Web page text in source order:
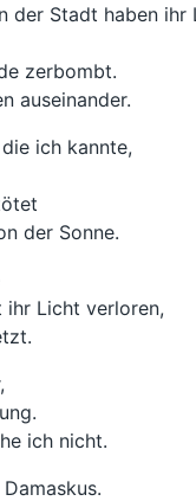
der Stadt haben ihr
zerbombt.
auseinander.
ich kannte,
der Sonne.
ihr Licht verloren,
ich nicht.